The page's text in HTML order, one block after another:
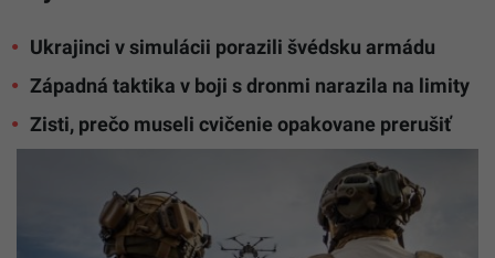
Ukrajinci v simulácii porazili švédsku armádu
Západná taktika v boji s dronmi narazila na limity
Zisti, prečo museli cvičenie opakovane prerušiť
snímke